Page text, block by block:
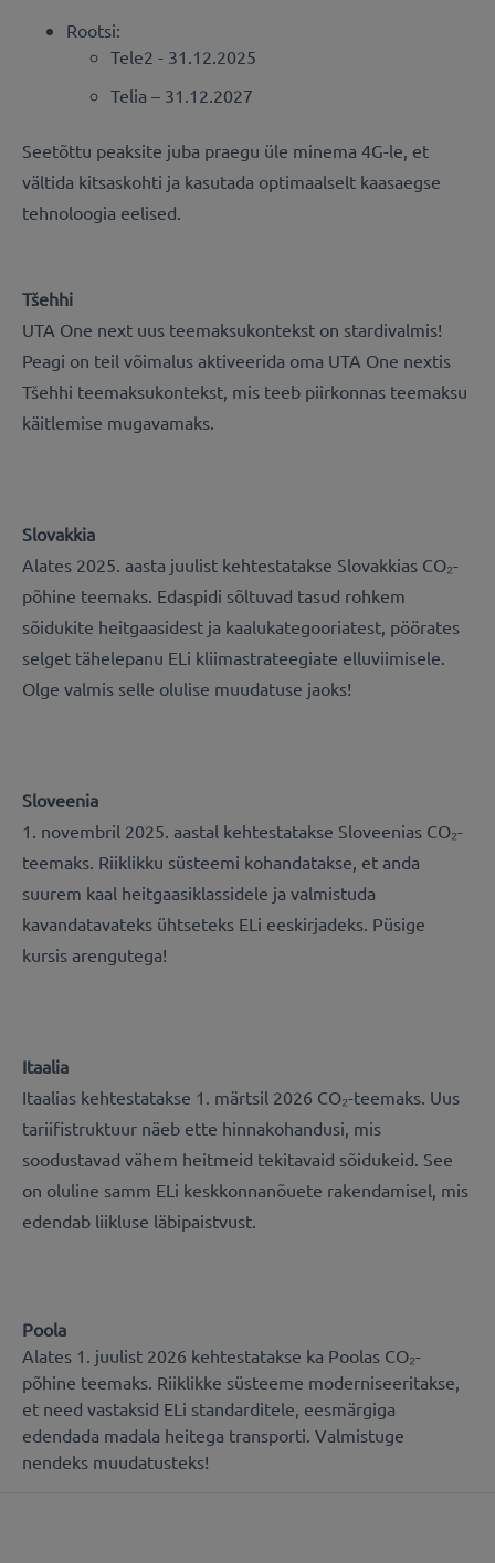
Rootsi:
Tele2 - 31.12.2025
Telia – 31.12.2027
Seetõttu peaksite juba praegu üle minema 4G-le, et
vältida kitsaskohti ja kasutada optimaalselt kaasaegse
tehnoloogia eelised.
Tšehhi
UTA One next uus teemaksukontekst on stardivalmis!
Peagi on teil võimalus aktiveerida oma UTA One nextis
Tšehhi teemaksukontekst, mis teeb piirkonnas teemaksu
käitlemise mugavamaks.
Slovakkia
Alates 2025. aasta juulist kehtestatakse Slovakkias CO₂-
põhine teemaks. Edaspidi sõltuvad tasud rohkem
sõidukite heitgaasidest ja kaalukategooriatest, pöörates
selget tähelepanu ELi kliimastrateegiate elluviimisele.
Olge valmis selle olulise muudatuse jaoks!
Sloveenia
1. novembril 2025. aastal kehtestatakse Sloveenias CO₂-
teemaks. Riiklikku süsteemi kohandatakse, et anda
suurem kaal heitgaasiklassidele ja valmistuda
kavandatavateks ühtseteks ELi eeskirjadeks. Püsige
kursis arengutega!
Itaalia
Itaalias kehtestatakse 1. märtsil 2026 CO₂-teemaks. Uus
tariifistruktuur näeb ette hinnakohandusi, mis
soodustavad vähem heitmeid tekitavaid sõidukeid. See
on oluline samm ELi keskkonnanõuete rakendamisel, mis
edendab liikluse läbipaistvust.
Poola
Alates 1. juulist 2026 kehtestatakse ka Poolas CO₂-
põhine teemaks. Riiklikke süsteeme moderniseeritakse,
et need vastaksid ELi standarditele, eesmärgiga
edendada madala heitega transporti. Valmistuge
nendeks muudatusteks!